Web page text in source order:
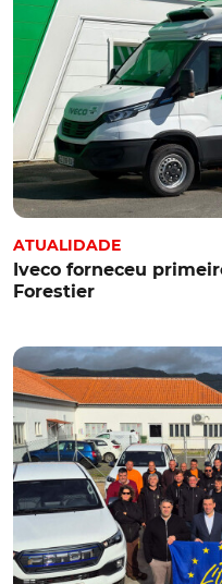
ATUALIDADE
Iveco forneceu
Forestier